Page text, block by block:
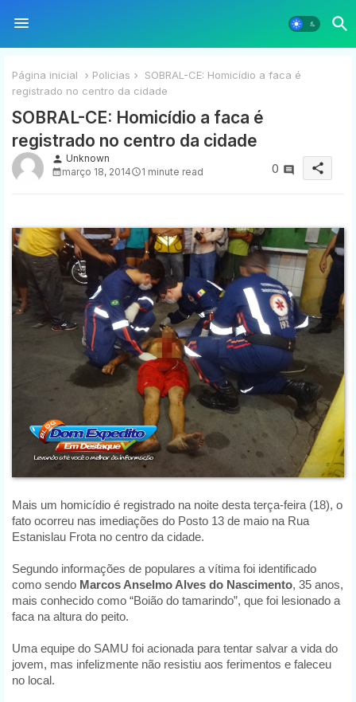
Página inicial Policias
SOBRAL-CE: Homicídio a faca é
registrado no centro da cidade
SOBRAL-CE: Homicídio a faca é
registrado no centro da cidade
person Unknown
março 18, 2014
1 minute read 0 share
Mais um homicídio é registrado na noite desta terça-feira (18), o
fato ocorreu nas imediações do Posto 13 de maio na Rua
Estanislau Frota no centro da cidade.
Segundo informações de populares a vítima foi identificado
como sendo Marcos Anselmo Alves do Nascimento, 35 anos,
mais conhecido como “Boião do tamarindo”, que foi lesionado a
faca na altura do peito.
Uma equipe do SAMU foi acionada para tentar salvar a vida do
jovem, mas infelizmente não resistiu aos ferimentos e faleceu
no local.